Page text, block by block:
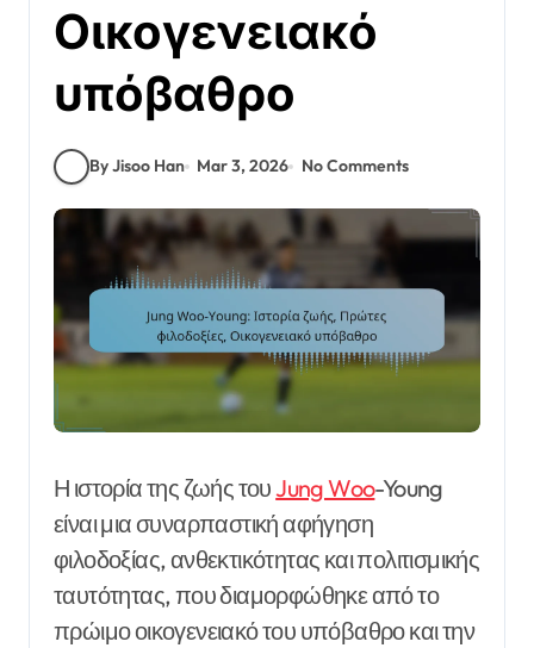
Οικογενειακό
υπόβαθρο
By Jisoo Han Mar 3, 2026 No Comments
Η ιστορία της ζωής τουJung Woo-Young
είναι μια συναρπαστική αφήγηση
φιλοδοξίας, ανθεκτικότητας και πολιτισμικής
ταυτότητας, που διαμορφώθηκε από το
πρώιμο οικογενειακό του υπόβαθρο και την